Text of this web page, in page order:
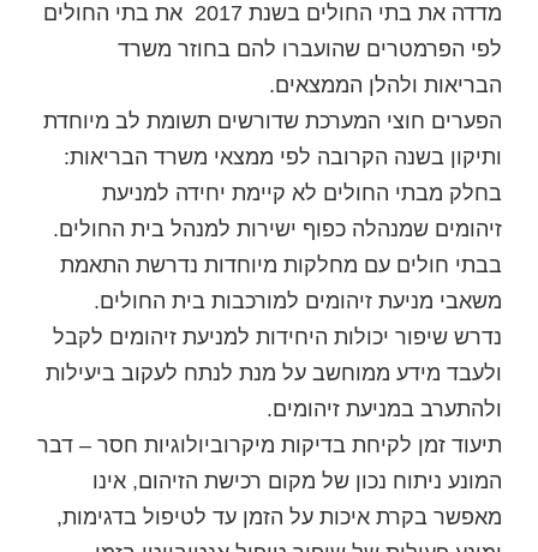
מדדה את בתי החולים בשנת 2017 את בתי החולים
לפי הפרמטרים שהועברו להם בחוזר משרד
הבריאות ולהלן הממצאים.
הפערים חוצי המערכת שדורשים תשומת לב מיוחדת
ותיקון בשנה הקרובה לפי ממצאי משרד הבריאות:
בחלק מבתי החולים לא קיימת יחידה למניעת
זיהומים שמנהלה כפוף ישירות למנהל בית החולים.
בבתי חולים עם מחלקות מיוחדות נדרשת התאמת
משאבי מניעת זיהומים למורכבות בית החולים.
נדרש שיפור יכולות היחידות למניעת זיהומים לקבל
ולעבד מידע ממוחשב על מנת לנתח לעקוב ביעילות
ולהתערב במניעת זיהומים.
תיעוד זמן לקיחת בדיקות מיקרוביולוגיות חסר – דבר
המונע ניתוח נכון של מקום רכישת הזיהום, אינו
מאפשר בקרת איכות על הזמן עד לטיפול בדגימות,